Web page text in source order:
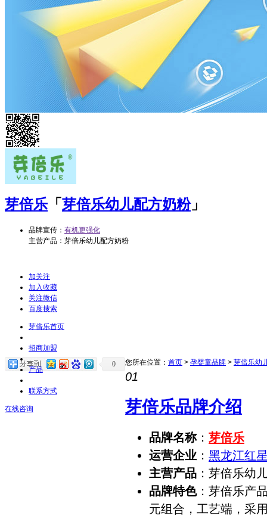
芽倍乐 「芽倍乐幼儿配方奶粉」
品牌宣传： 有机更强化
主营产品：芽倍乐幼儿配方奶粉
加关注
加入收藏
关注微信
百度搜索
芽倍乐首页
招商加盟
产品
联系方式
在线咨询
0 您所在位置： 首页 > 孕婴童品牌 > 芽倍乐幼
01
芽倍乐品牌介绍
品牌名称： 芽倍乐
运营企业 ： 黑龙江红
主营产品 ：芽倍乐幼
品牌特色：芽倍乐产
元组合，工艺端，采